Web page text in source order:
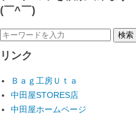
(￣^￣)ゞ
リンク
Ｂａｇ工房Ｕｔａ
中田屋STORES店
中田屋ホームページ